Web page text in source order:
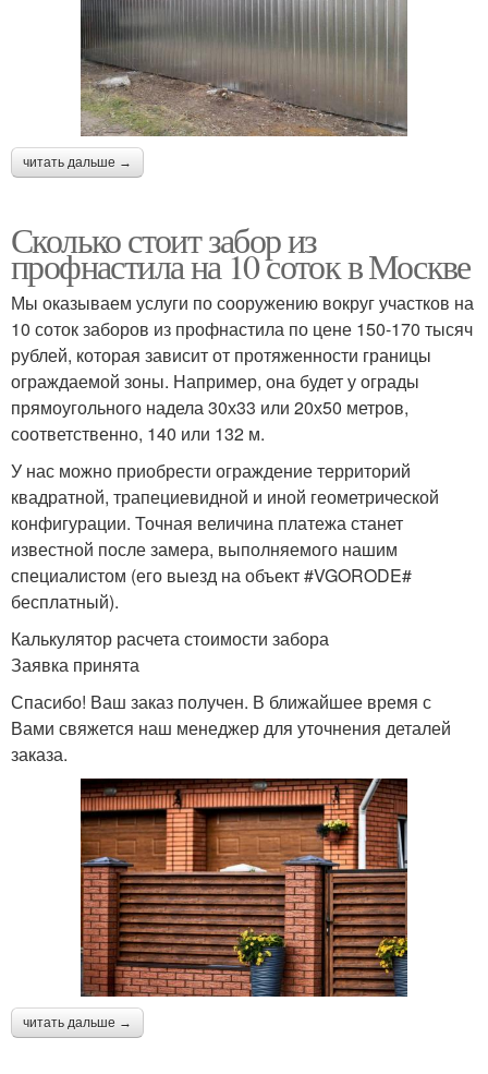
читать дальше →
Сколько стоит забор из
профнастила на 10 соток в Москве
Мы оказываем услуги по сооружению вокруг участков на
10 соток заборов из профнастила по цене 150-170 тысяч
рублей, которая зависит от протяженности границы
ограждаемой зоны. Например, она будет у ограды
прямоугольного надела 30х33 или 20х50 метров,
соответственно, 140 или 132 м.
У нас можно приобрести ограждение территорий
квадратной, трапециевидной и иной геометрической
конфигурации. Точная величина платежа станет
известной после замера, выполняемого нашим
специалистом (его выезд на объект #VGORODE#
бесплатный).
Калькулятор расчета стоимости забора
Заявка принята
Спасибо! Ваш заказ получен. В ближайшее время с
Вами свяжется наш менеджер для уточнения деталей
заказа.
читать дальше →